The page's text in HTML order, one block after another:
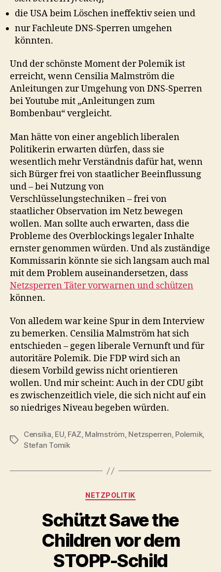
die USA beim Löschen ineffektiv seien und
nur Fachleute DNS-Sperren umgehen
könnten.
Und der schönste Moment der Polemik ist
erreicht, wenn Censilia Malmström die
Anleitungen zur Umgehung von DNS-Sperren
bei Youtube mit „Anleitungen zum
Bombenbau“ vergleicht.
Man hätte von einer angeblich liberalen
Politikerin erwarten dürfen, dass sie
wesentlich mehr Verständnis dafür hat, wenn
sich Bürger frei von staatlicher Beeinflussung
und – bei Nutzung von
Verschlüsselungstechniken – frei von
staatlicher Observation im Netz bewegen
wollen. Man sollte auch erwarten, dass die
Probleme des Overblockings legaler Inhalte
ernster genommen würden. Und als zuständige
Kommissarin könnte sie sich langsam auch mal
mit dem Problem auseinandersetzen, dass
Netzsperren Täter vorwarnen und schützen
können.
Von alledem war keine Spur in dem Interview
zu bemerken. Censilia Malmström hat sich
entschieden – gegen liberale Vernunft und für
autoritäre Polemik. Die FDP wird sich an
diesem Vorbild gewiss nicht orientieren
wollen. Und mir scheint: Auch in der CDU gibt
es zwischenzeitlich viele, die sich nicht auf ein
so niedriges Niveau begeben würden.
Schlagwörter
Censilia, EU, FAZ, Malmström, Netzsperren, Polemik,
Stefan Tomik
Kategorien
NETZPOLITIK
Schützt Save the
Children vor dem
STOPP-Schild